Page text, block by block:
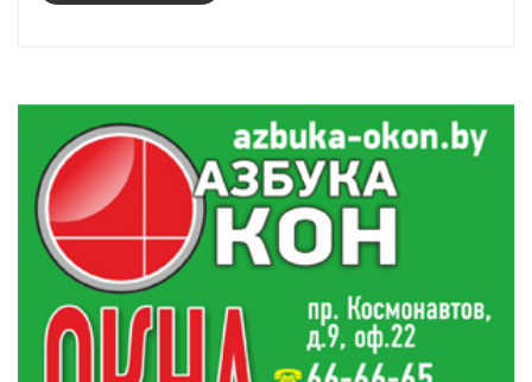
#таможня #граница #наркотики #новости
гродно
Служба информации "ГП"
Поделиться: